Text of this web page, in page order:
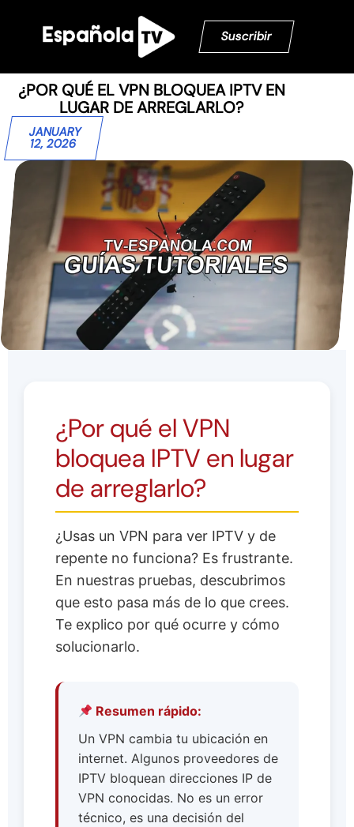
Suscribir
¿POR QUÉ EL VPN BLOQUEA IPTV EN
LUGAR DE ARREGLARLO?
JANUARY
12, 2026
¿Por qué el VPN
bloquea IPTV en lugar
de arreglarlo?
¿Usas un VPN para ver IPTV y de
repente no funciona? Es frustrante.
En nuestras pruebas, descubrimos
que esto pasa más de lo que crees.
Te explico por qué ocurre y cómo
solucionarlo.
Resumen rápido:
Un VPN cambia tu ubicación en
internet. Algunos proveedores de
IPTV bloquean direcciones IP de
VPN conocidas. No es un error
técnico, es una decisión del